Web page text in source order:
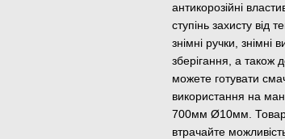
антикорозійні
ступінь захисту від
знімні ручки, знімні
зберігання, а також
можете готувати
використання на
700мм Ø10мм. Товар
втрачайте